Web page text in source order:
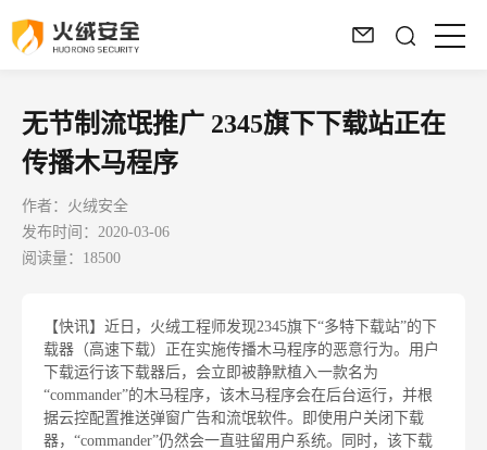
无节制流氓推广 2345旗下下载站正在
传播木马程序
作者：火绒安全
发布时间：2020-03-06
阅读量：18500
【快讯】近日，火绒工程师发现2345旗下“多特下载站”的下
载器（高速下载）正在实施传播木马程序的恶意行为。用户
下载运行该下载器后，会立即被静默植入一款名为
“commander”的木马程序，该木马程序会在后台运行，并根
据云控配置推送弹窗广告和流氓软件。即使用户关闭下载
器，“commander”仍然会一直驻留用户系统。同时，该下载